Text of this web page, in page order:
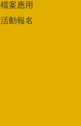
檔案應用
活動報名